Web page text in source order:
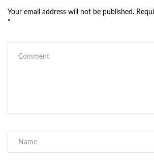
Your email address will not be published.
*